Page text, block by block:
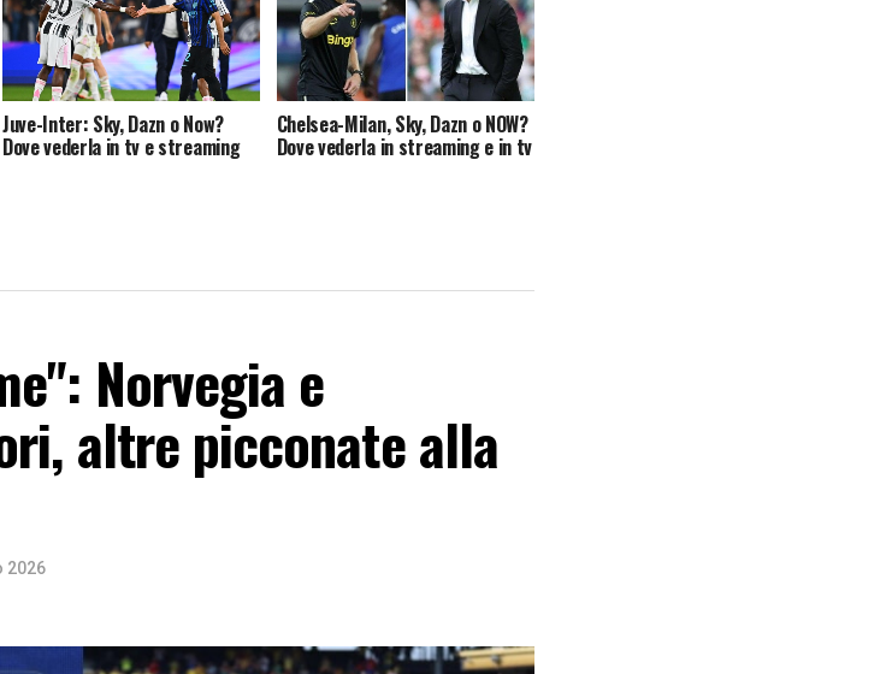
Juve-Inter: Sky, Dazn o Now?
Dove vederla in tv e streaming
Chelsea-Milan, Sky, Dazn o NOW?
Dove vederla in streaming e in tv
Norvegia e
altre picconate alla
2026